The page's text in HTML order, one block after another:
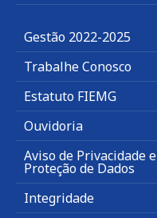
Gestão 2022-2025
Trabalhe Conosco
Estatuto FIEMG
Ouvidoria
Aviso de Privacidade e
Proteção de Dados
Integridade